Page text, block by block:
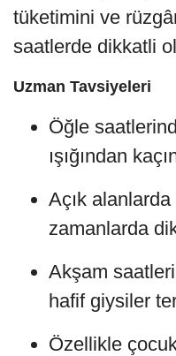
tüketimini ve
saatlerde dikkatli
Uzman Tavsiyeleri
Öğle
ışığından
Açık
zamanlarda
Akşam
hafif giysiler
Özellikle